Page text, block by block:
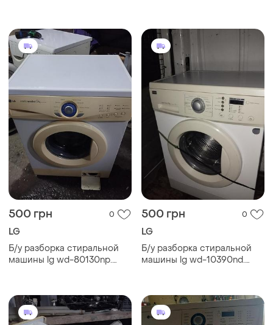
wd-801
80150
500 грн 0
LG
Б/у разборка стиральной
машины lg wd-80130np.
wd-80130np по запчастям
500 грн 0
LG
Б/у разборка стиральной
машины lg wd-10390nd.
wd-10390nd по запчастям